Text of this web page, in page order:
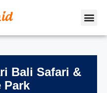
Bali Safari &
Park